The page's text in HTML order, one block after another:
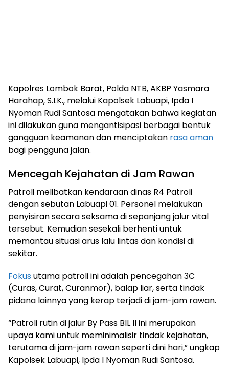
Kapolres Lombok Barat, Polda NTB, AKBP Yasmara
Harahap, S.I.K., melalui Kapolsek Labuapi, Ipda I
Nyoman Rudi Santosa mengatakan bahwa kegiatan
ini dilakukan guna mengantisipasi berbagai bentuk
gangguan keamanan dan menciptakan rasa aman
bagi pengguna jalan.
Mencegah Kejahatan di Jam Rawan
Patroli melibatkan kendaraan dinas R4 Patroli
dengan sebutan Labuapi 01. Personel melakukan
penyisiran secara seksama di sepanjang jalur vital
tersebut. Kemudian sesekali berhenti untuk
memantau situasi arus lalu lintas dan kondisi di
sekitar.
Fokus utama patroli ini adalah pencegahan 3C
(Curas, Curat, Curanmor), balap liar, serta tindak
pidana lainnya yang kerap terjadi di jam-jam rawan.
“Patroli rutin di jalur By Pass BIL II ini merupakan
upaya kami untuk meminimalisir tindak kejahatan,
terutama di jam-jam rawan seperti dini hari,” ungkap
Kapolsek Labuapi, Ipda I Nyoman Rudi Santosa.